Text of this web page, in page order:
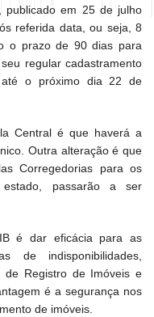
publicado em 25 de julho
referida data, ou seja, 8
o prazo de 90 dias para
regular cadastramento
o próximo dia 22 de
Central é que haverá a
Outra alteração é que
Corregedorias para os
passarão a ser
é dar eficácia para as
de indisponibilidades,
de Registro de Imóveis e
é a segurança nos
de imóveis.